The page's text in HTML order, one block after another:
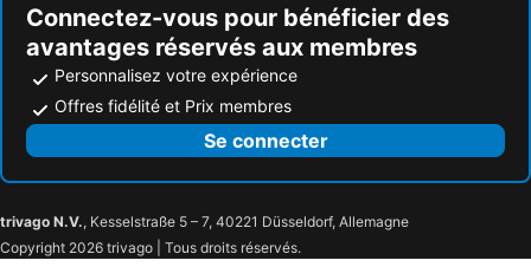
Connectez-vous pour bénéficier des
avantages réservés aux membres
Personnalisez votre expérience
Offres fidélité et Prix membres
Se connecter
trivago N.V., Kesselstraße 5 – 7, 40221 Düsseldorf, Allemagne
Copyright 2026 trivago | Tous droits réservés.